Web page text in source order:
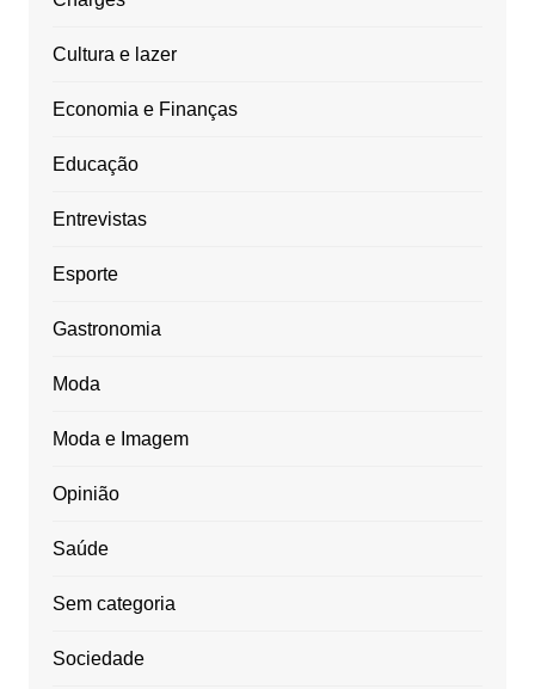
Cultura e lazer
Economia e Finanças
Educação
Entrevistas
Esporte
Gastronomia
Moda
Moda e Imagem
Opinião
Saúde
Sem categoria
Sociedade